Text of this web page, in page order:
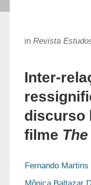
in Revista
Inter-
discurso
filme
Fernando Martins